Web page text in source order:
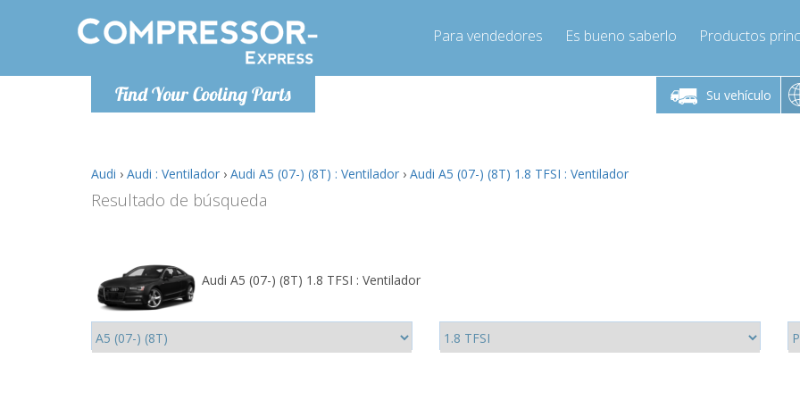
Find Your Cooling Parts
Para vendedores Es bueno saberlo Productos
Su vehículo
De lunes a viernes de 9:00 a De lunes a viernes de 9:00 a
16:00
Info@compressor-express.es
De lunes a
Audi › Audi : Ventilador › Audi A5 (07-) (8T) : Ventilador › Audi A5 (07-) (8T) 1.8 TFSI : Ventilador
Resultado de búsqueda
Audi A5 (07-) (8T) 1.8 TFSI : Ventilador